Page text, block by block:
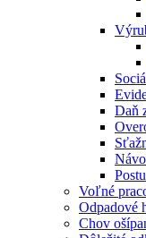
Daň
Voľné
Odpadové
Chov